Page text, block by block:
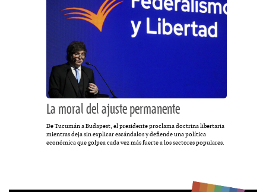
La moral del ajuste permanente
De Tucumán a Budapest, el presidente proclama doctrina libertaria
mientras deja sin explicar escándalos y defiende una política
económica que golpea cada vez más fuerte a los sectores populares.